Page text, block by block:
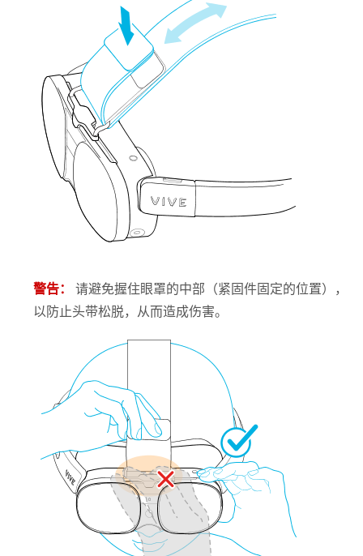
警告：
请避免握住眼罩的中部（紧固件固定的位置），
以防止头带松脱，从而造成伤害。